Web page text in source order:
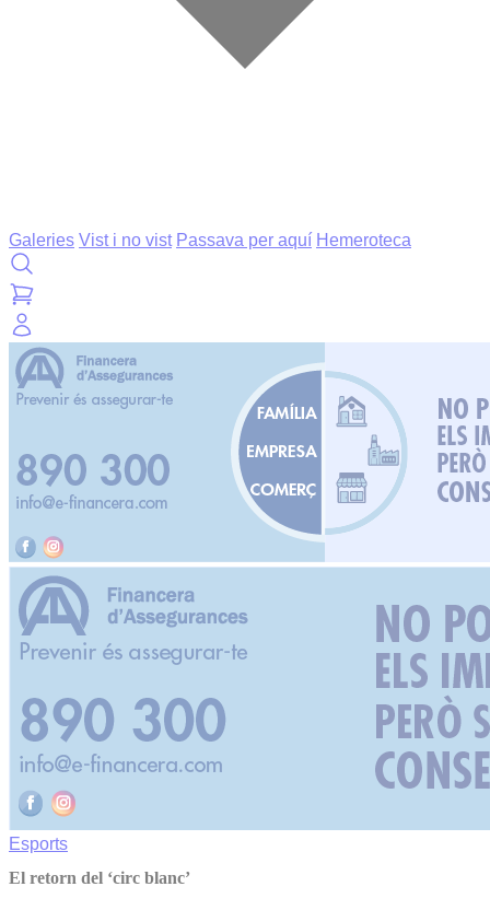
Galeries Vist i no vist Passava per aquí Hemeroteca
Esports
El retorn del ‘circ blanc’